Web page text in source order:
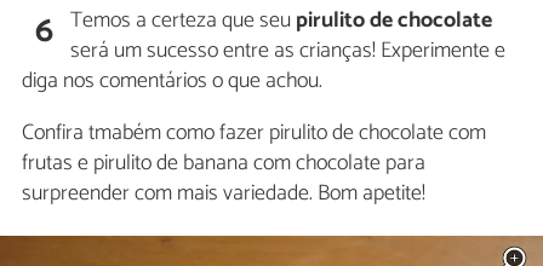
6 Temos a certeza que seupirulito de chocolate
será um sucesso entre as crianças! Experimente e
diga nos comentários o que achou.
Confira tmabém como fazer pirulito de chocolate com
frutas e pirulito de banana com chocolate para
surpreender com mais variedade. Bom apetite!